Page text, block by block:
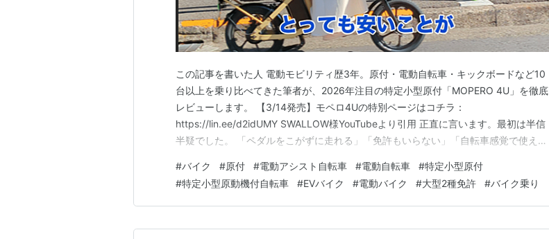
この記事を書いた人 電動モビリティ歴3年。原付・電動自転車・キックボードなど10
台以上を乗り比べてきた筆者が、2026年注目の特定小型原付「MOPERO 4U」を徹底
レビューします。 【3/14発売】モペロ4Uの特別ページはコチラ：
https://lin.ee/d2idUMY SWALLOW様YouTubeより引用 正直に言います。最初は半信
半疑でした。 「ペダルをこがずに走れる」「免許もいらない」「自転車感覚で使え
た。 でも実際に調べれば調べるほど、MOPERO 4U（モペロ 4U） は"ちゃんとした答
え"を出して…
#バイク #原付 #電動アシスト自転車 #電動自転車 #特定小型原付
#特定小型原動機付自転車 #EVバイク #電動バイク #大型2種免許 #バイク乗り